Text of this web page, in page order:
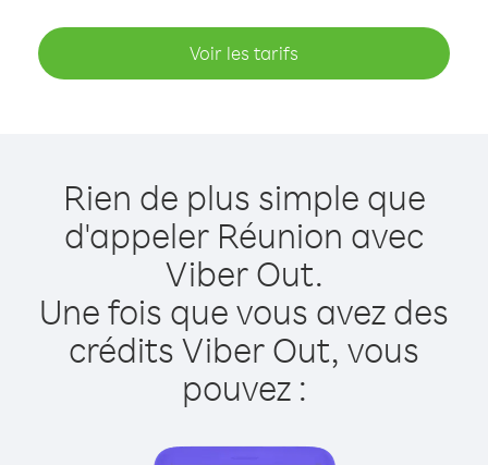
Voir les tarifs
Rien de plus simple que
d'appeler Réunion avec
Viber Out.
Une fois que vous avez des
crédits Viber Out, vous
pouvez :